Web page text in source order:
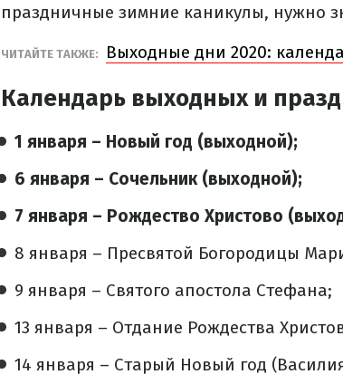
праздничные зимние каникулы, нужно
ЧИТАЙТЕ ТАКЖЕ: Выходные дни 2020:
Календарь выходных и
1 января – Новый год (выходной);
6 января – Сочельник (выходной);
7 января – Рождество Христово
8 января – Пресвятой Богородицы
9 января – Святого апостола Стефана;
13 января – Отдание Рождества
14 января – Старый Новый год